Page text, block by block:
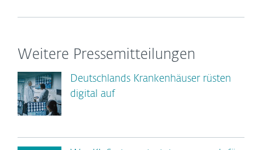
Weitere Pressemitteilungen
Deutschlands Krankenhäuser rüsten
digital auf